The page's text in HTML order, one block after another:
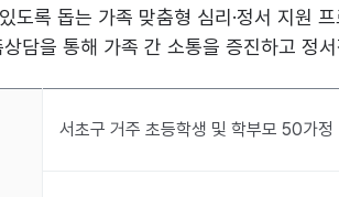
도록 돕는 가족 맞춤형 심리·정서 지원
담을 통해 가족 간 소통을 증진하고 정
서초구 거주 초등학생 및 학부모 50가정